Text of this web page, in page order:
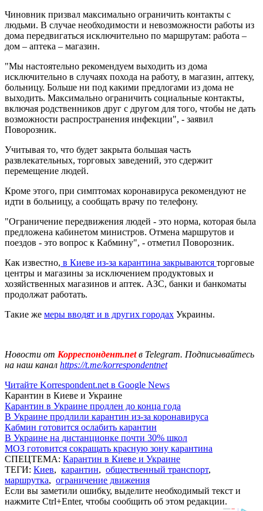
Чиновник призвал максимально ограничить контакты с
людьми. В случае необходимости и невозможности работы из
дома передвигаться исключительно по маршрутам: работа –
дом – аптека – магазин.
"Мы настоятельно рекомендуем выходить из дома
исключительно в случаях похода на работу, в магазин, аптеку,
больницу. Больше ни под какими предлогами из дома не
выходить. Максимально ограничить социальные контакты,
включая родственников друг с другом для того, чтобы не дать
возможности распространения инфекции", - заявил
Поворозник.
Учитывая то, что будет закрыта большая часть
развлекательных, торговых заведений, это сдержит
перемещение людей.
Кроме этого, при симптомах коронавируса рекомендуют не
идти в больницу, а сообщать врачу по телефону.
"Ограничение передвижения людей - это норма, которая была
предложена кабинетом министров. Отмена маршрутов и
поездов - это вопрос к Кабмину", - отметил Поворозник.
Как известно, в Киеве из-за карантина закрываются торговые
центры и магазины за исключением продуктовых и
хозяйственных магазинов и аптек. АЗС, банки и банкоматы
продолжат работать.
Такие же меры вводят и в других городах Украины.
Новости от Корреспондент.netв Telegram. Подписывайтесь
на наш канал https://t.me/korrespondentnet
Читайте Korrespondent.net в Google News
Карантин в Киеве и Украине
Карантин в Украине продлен до конца года
В Украине продлили карантин из-за коронавируса
Кабмин готовится ослабить карантин
В Украине на дистанционке почти 30% школ
МОЗ готовится сокращать красную зону карантина
СПЕЦТЕМА: Карантин в Киеве и Украине
ТЕГИ: Киев, карантин, общественный транспорт,
маршрутка, ограничение движения
Если вы заметили ошибку, выделите необходимый текст и
нажмите Ctrl+Enter, чтобы сообщить об этом редакции.